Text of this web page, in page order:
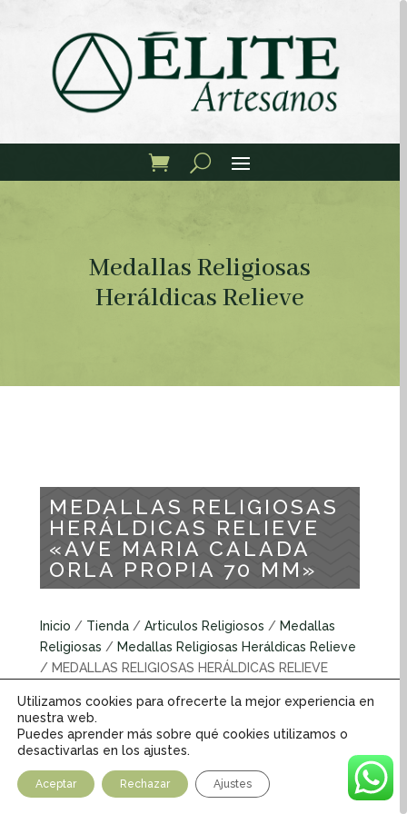
Medallas Religiosas
Heráldicas Relieve
MEDALLAS RELIGIOSAS
HERÁLDICAS RELIEVE
«AVE MARIA CALADA
ORLA PROPIA 70 MM»
Inicio / Tienda / Articulos Religiosos / Medallas
Religiosas / Medallas Religiosas Heráldicas Relieve
/ MEDALLAS RELIGIOSAS HERÁLDICAS RELIEVE
Medallas religiosas Heráldicas Relieve
INFORMACIÓN ADICIONAL
Utilizamos cookies para ofrecerte la mejor experiencia en
nuestra web.
Puedes aprender más sobre qué cookies utilizamos o
desactivarlas en los ajustes.
Aceptar Rechazar Ajustes